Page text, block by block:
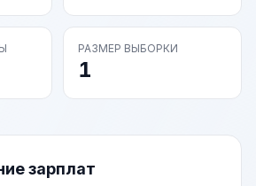
РАЗМЕР ВЫБОРКИ
1
зарплат